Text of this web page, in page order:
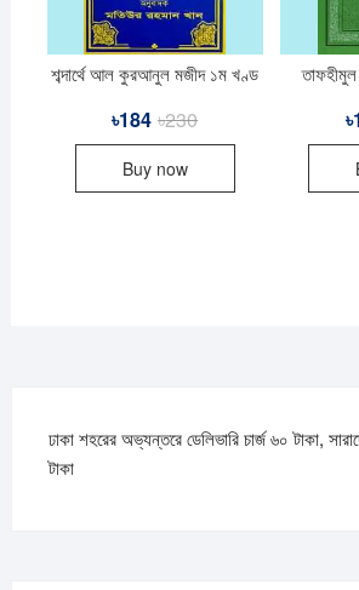
শব্দার্থে আল কুরআনুল মজীদ ১ম খণ্ড
৳230Original
was:
৳184 Current
is:
Buy now
৳
ঢাকা শহরের অভ্যন্তরে ডেলিভারি চার্জ ৬০ টাকা,
টাকা